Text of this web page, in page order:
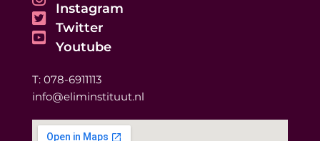
Instagram
Twitter
Youtube
T: 078-6911113
info@eliminstituut.nl